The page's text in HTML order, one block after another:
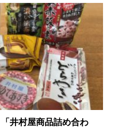
井村屋商品詰め合わ